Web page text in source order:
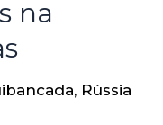
na
, Rússia